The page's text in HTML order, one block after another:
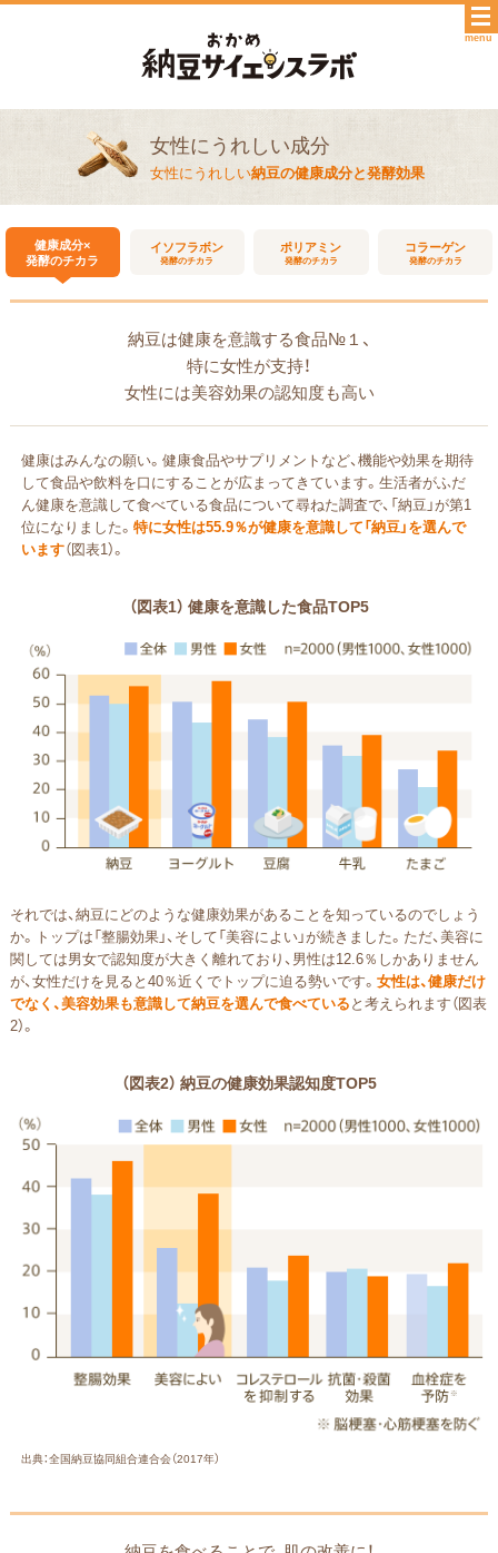
menu
女性にうれしい成分
女性にうれしい納豆の健康成分と発酵効果
健康成分×
発酵のチカラ
イソフラボン
発酵のチカラ
ポリアミン
発酵のチカラ
コラーゲン
発酵のチカラ
納豆は健康を意識する食品№１、
特に女性が支持！
女性には美容効果の認知度も高い
健康はみんなの願い。健康食品やサプリメントなど、機能や効果を期待
して食品や飲料を口にすることが広まってきています。生活者がふだ
ん健康を意識して食べている食品について尋ねた調査で、「納豆」が第1
位になりました。 特に女性は55.9％が健康を意識して「納豆」を選んで
います（図表1）。
（図表1） 健康を意識した食品TOP5
それでは、納豆にどのような健康効果があることを知っているのでしょう
か。トップは「整腸効果」、そして「美容によい」が続きました。ただ、美容に
関しては男女で認知度が大きく離れており、男性は12.6％しかありません
が、女性だけを見ると40％近くでトップに迫る勢いです。女性は、健康だけ
でなく、美容効果も意識して納豆を選んで食べていると考えられます（図表
2）。
（図表2） 納豆の健康効果認知度TOP5
出典：全国納豆協同組合連合会（2017年）